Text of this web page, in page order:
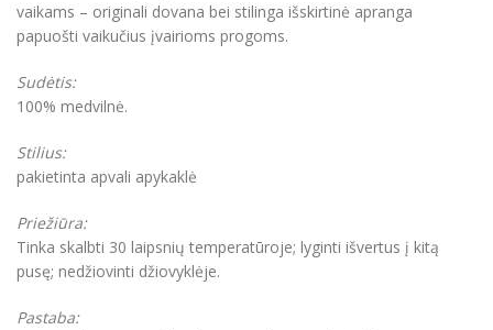
vaikams – originali dovana bei stilinga išskirtinė apranga
papuošti vaikučius įvairioms progoms.
Sudėtis:
100% medvilnė.
Stilius:
pakietinta apvali apykaklė
Priežiūra:
Tinka skalbti 30 laipsnių temperatūroje; lyginti išvertus į kitą
pusę; nedžiovinti džiovyklėje.
Pastaba: